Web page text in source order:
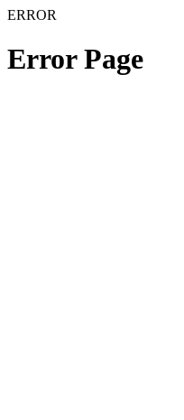
ERROR
Error Page